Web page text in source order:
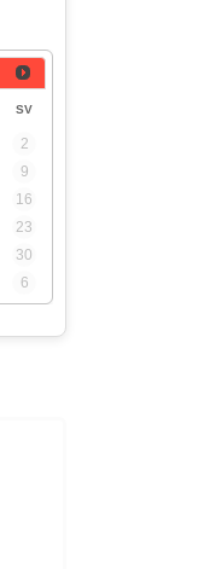
SV
2
9
16
23
30
6